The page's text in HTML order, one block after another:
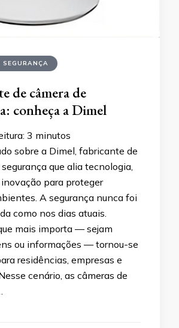
SEGURANÇA
de câmera de
conheça a Dimel
3 minutos
sobre a Dimel, fabricante de
que alia tecnologia,
para proteger
A segurança nunca foi
como nos dias atuais.
mais importa — sejam
ou informações — tornou-se
residências, empresas e
cenário, as câmeras de